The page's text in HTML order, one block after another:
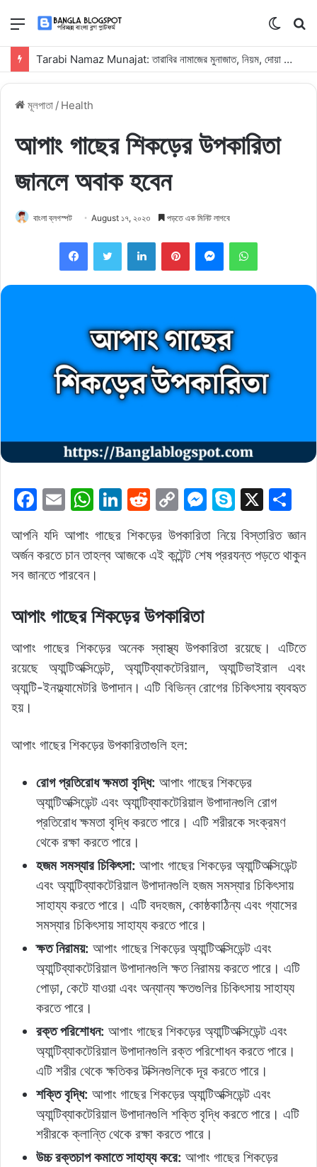
মেনু
Switch
skin
Tarabi Namaz Munajat: তারাবির নামাজের মুনাজাত, নিয়ম, দোয়া ও ফজিলত
মূলপাতা / Health
আপাং গাছের শিকড়ের উপকারিতা
জানলে অবাক হবেন
বাংলা ব্লগস্পট August ১৭, ২০২৩ পড়তে এক মিনিট লাগবে
FacebookTwitterLinkedInPinterestMessengerWhatsApp
F
c
e
o
k
E
ai
l
W
at
s
A
p
Li
n
k
e
n
R
d
di
C
p
y
n
k
M
e
s
s
g
er
S
k
y
p
X
ar
e
আপনি যদি আপাং গাছের শিকড়ের উপকারিতা নিয়ে বিস্তারিত জ্ঞান
অর্জন করতে চান তাহল্ব আজকে এই কন্টেন্ট শেষ প্ররযন্ত পড়তে থাকুন
সব জানতে পারবেন।
আপাং গাছের শিকড়ের উপকারিতা
আপাং গাছের শিকড়ের অনেক স্বাস্থ্য উপকারিতা রয়েছে। এটিতে
রয়েছে অ্যান্টিঅক্সিডেন্ট, অ্যান্টিব্যাকটেরিয়াল, অ্যান্টিভাইরাল এবং
অ্যান্টি-ইনফ্ল্যামেটরি উপাদান। এটি বিভিন্ন রোগের চিকিৎসায় ব্যবহৃত
হয়।
আপাং গাছের শিকড়ের উপকারিতাগুলি হল:
রোগ প্রতিরোধ ক্ষমতা বৃদ্ধি: আপাং গাছের শিকড়ের
অ্যান্টিঅক্সিডেন্ট এবং অ্যান্টিব্যাকটেরিয়াল উপাদানগুলি রোগ
প্রতিরোধ ক্ষমতা বৃদ্ধি করতে পারে। এটি শরীরকে সংক্রমণ
থেকে রক্ষা করতে পারে।
হজম সমস্যার চিকিৎসা: আপাং গাছের শিকড়ের অ্যান্টিঅক্সিডেন্ট
এবং অ্যান্টিব্যাকটেরিয়াল উপাদানগুলি হজম সমস্যার চিকিৎসায়
সাহায্য করতে পারে। এটি বদহজম, কোষ্ঠকাঠিন্য এবং গ্যাসের
সমস্যার চিকিৎসায় সাহায্য করতে পারে।
ক্ষত নিরাময়: আপাং গাছের শিকড়ের অ্যান্টিঅক্সিডেন্ট এবং
অ্যান্টিব্যাকটেরিয়াল উপাদানগুলি ক্ষত নিরাময় করতে পারে। এটি
পোড়া, কেটে যাওয়া এবং অন্যান্য ক্ষতগুলির চিকিৎসায় সাহায্য
করতে পারে।
রক্ত পরিশোধন: আপাং গাছের শিকড়ের অ্যান্টিঅক্সিডেন্ট এবং
অ্যান্টিব্যাকটেরিয়াল উপাদানগুলি রক্ত পরিশোধন করতে পারে।
এটি শরীর থেকে ক্ষতিকর টক্সিনগুলিকে দূর করতে পারে।
শক্তি বৃদ্ধি: আপাং গাছের শিকড়ের অ্যান্টিঅক্সিডেন্ট এবং
অ্যান্টিব্যাকটেরিয়াল উপাদানগুলি শক্তি বৃদ্ধি করতে পারে। এটি
শরীরকে ক্লান্তি থেকে রক্ষা করতে পারে।
উচ্চ রক্তচাপ কমাতে সাহায্য করে: আপাং গাছের শিকড়ের